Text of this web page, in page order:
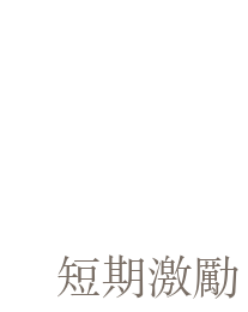
短期激勵